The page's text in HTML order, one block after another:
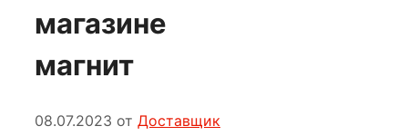
магазине
магнит
08.07.2023 от Доставщик